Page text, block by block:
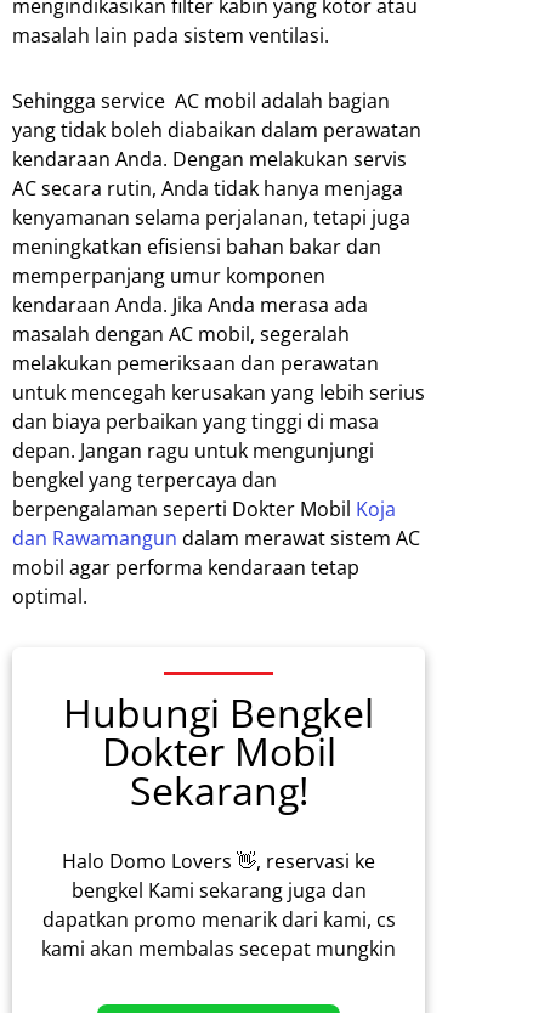
mengindikasikan filter kabin yang kotor atau
masalah lain pada sistem ventilasi.
Sehingga service AC mobil adalah bagian
yang tidak boleh diabaikan dalam perawatan
kendaraan Anda. Dengan melakukan servis
AC secara rutin, Anda tidak hanya menjaga
kenyamanan selama perjalanan, tetapi juga
meningkatkan efisiensi bahan bakar dan
memperpanjang umur komponen
kendaraan Anda. Jika Anda merasa ada
masalah dengan AC mobil, segeralah
melakukan pemeriksaan dan perawatan
untuk mencegah kerusakan yang lebih serius
dan biaya perbaikan yang tinggi di masa
depan. Jangan ragu untuk mengunjungi
bengkel yang terpercaya dan
berpengalaman seperti Dokter Mobil Koja
dan Rawamangun dalam merawat sistem AC
mobil agar performa kendaraan tetap
optimal.
Hubungi Bengkel
Dokter Mobil
Sekarang!
Halo Domo Lovers 👋, reservasi ke
bengkel Kami sekarang juga dan
dapatkan promo menarik dari kami, cs
kami akan membalas secepat mungkin